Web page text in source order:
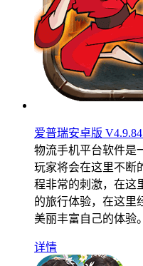
爱普瑞安卓版
物流手机平台软件是
玩家将会在这里不断
程非常的刺激，在这
的旅行体验，在这里
美丽丰富自己的体验。
详情